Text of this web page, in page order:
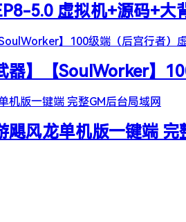
5.0 虚拟机+源码+大
器】【SoulWorker】
飓风龙单机版一键端 完